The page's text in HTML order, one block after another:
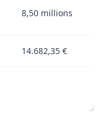
8,50 millions
14.682,35 €